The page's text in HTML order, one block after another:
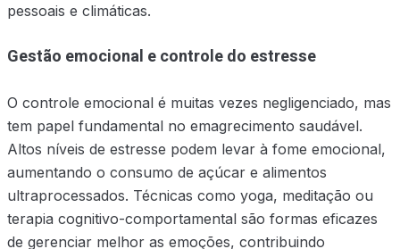
pessoais e climáticas.
Gestão emocional e controle do estresse
O controle emocional é muitas vezes negligenciado, mas
tem papel fundamental no emagrecimento saudável.
Altos níveis de estresse podem levar à fome emocional,
aumentando o consumo de açúcar e alimentos
ultraprocessados. Técnicas como yoga, meditação ou
terapia cognitivo-comportamental são formas eficazes
de gerenciar melhor as emoções, contribuindo